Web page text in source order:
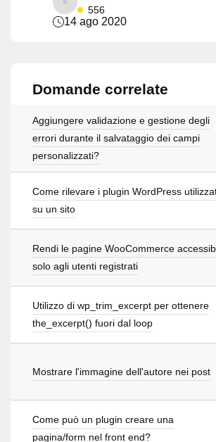
556
14 ago 2020
Domande correlate
Aggiungere validazione e gestione degli
errori durante il salvataggio dei campi
personalizzati?
Come rilevare i plugin WordPress
su un sito
Rendi le pagine WooCommerce
solo agli utenti registrati
Utilizzo di wp_trim_excerpt per ottenere
the_excerpt() fuori dal loop
Mostrare l'immagine dell'autore nei post
Come può un plugin creare una
pagina/form nel front end?